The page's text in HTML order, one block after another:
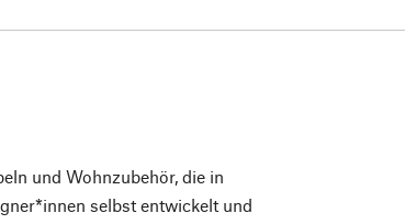
und Wohnzubehör, die in
selbst entwickelt und